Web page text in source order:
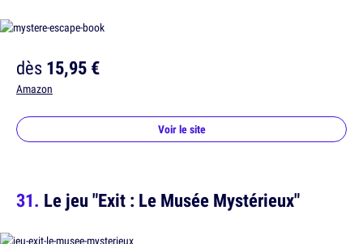
dès15,95 €
Amazon
Voir le site
Le jeu "Exit : Le Musée Mystérieux"